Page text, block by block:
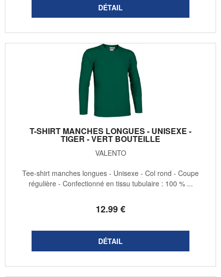
T-SHIRT MANCHES LONGUES - UNISEXE -
TIGER - VERT BOUTEILLE
VALENTO
12.99€
Tee-shirt manches longues - Unisexe - Col rond - Coupe
régulière - Confectionné en tissu tubulaire : 100 % ...